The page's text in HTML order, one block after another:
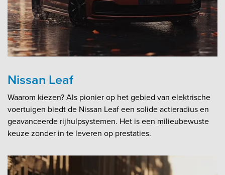
Nissan Leaf
Waarom kiezen? Als pionier op het gebied van elektrische
voertuigen biedt de Nissan Leaf een solide actieradius en
geavanceerde rijhulpsystemen. Het is een milieubewuste
keuze zonder in te leveren op prestaties.​